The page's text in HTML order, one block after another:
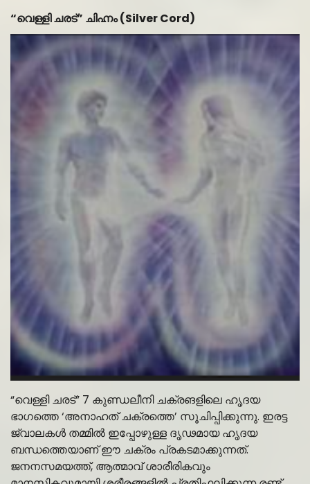
“വെള്ളി ചരട്” ചിഹ്നം (Silver Cord)
“വെള്ളി ചരട്” 7 കുണ്ഡലീനി ചക്രങളിലെ ഹൃദയ
ഭാഗത്തെ ‘അനാഹത് ചക്രത്തെ’ സൂചിപ്പിക്കുന്നു. ഇരട്ട
ജ്വാലകൾ തമ്മിൽ ഇപ്പോഴുള്ള ദൃഢമായ ഹൃദയ
ബന്ധത്തെയാണ് ഈ ചക്രം പ്രകടമാക്കുന്നത്.
ജനനസമയത്ത്, ആത്മാവ് ശാരീരികവും